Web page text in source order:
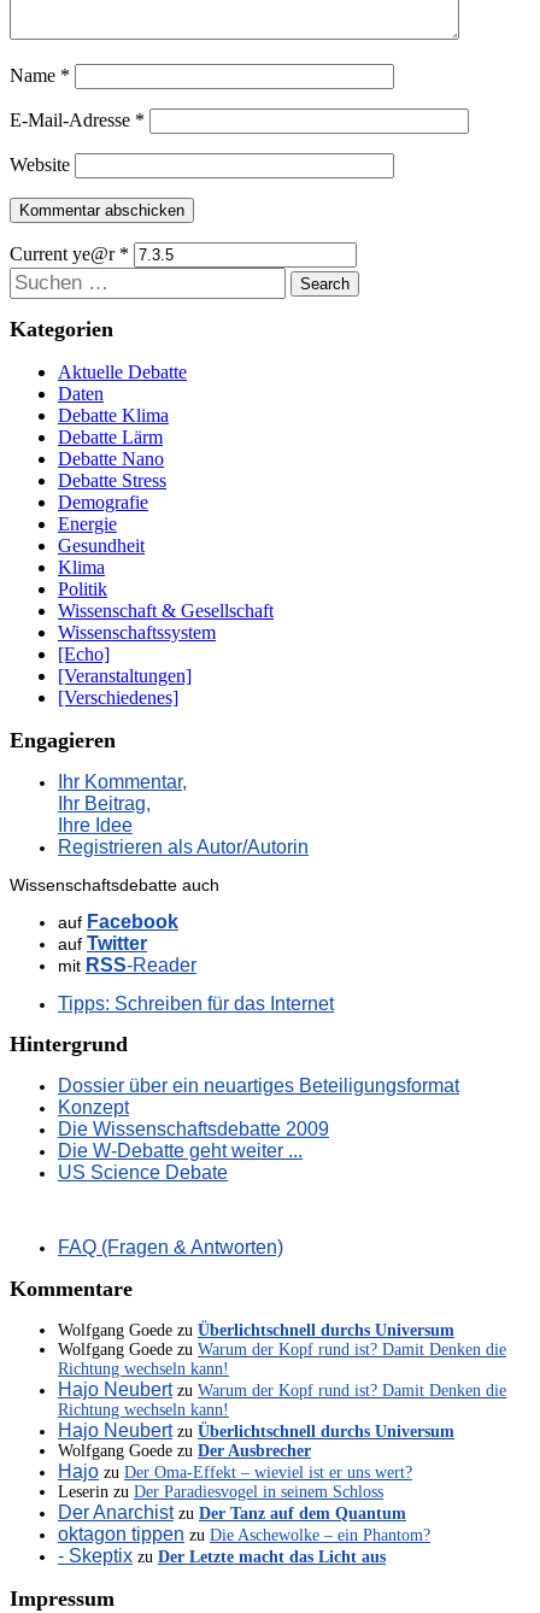
Name *
E-Mail-Adresse *
Website
Current ye@r *
Suchen
Kategorien
Aktuelle Debatte
Daten
Debatte Klima
Debatte Lärm
Debatte Nano
Debatte Stress
Demografie
Energie
Gesundheit
Klima
Politik
Wissenschaft & Gesellschaft
Wissenschaftssystem
[Echo]
[Veranstaltungen]
[Verschiedenes]
Engagieren
Ihr Kommentar,
Ihr Beitrag,
Ihre Idee
Registrieren als Autor/Autorin
Wissenschaftsdebatte auch
auf Facebook
auf Twitter
mit RSS-Reader
Tipps: Schreiben für das Internet
Hintergrund
Dossier über ein neuartiges Beteiligungsformat
Konzept
Die Wissenschaftsdebatte 2009
Die W-Debatte geht weiter ...
US Science Debate
FAQ (Fragen & Antworten)
Kommentare
Wolfgang Goede zu Überlichtschnell durchs Universum
Wolfgang Goede zu Warum der Kopf rund ist? Damit Denken die
Richtung wechseln kann!
Hajo Neubertzu Warum der Kopf rund ist? Damit Denken die
Richtung wechseln kann!
Hajo Neubertzu Überlichtschnell durchs Universum
Wolfgang Goede zu Der Ausbrecher
Hajo zu Der Oma-Effekt – wieviel ist er uns wert?
Leserin zu Der Paradiesvogel in seinem Schloss
Der Anarchistzu Der Tanz auf dem Quantum
oktagon tippen zu Die Aschewolke – ein Phantom?
- Skeptix zu Der Letzte macht das Licht aus
Impressum